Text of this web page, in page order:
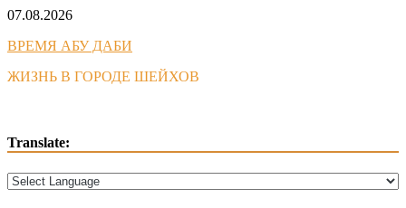
Skip
content
07.08.2026
ВРЕМЯ АБУ ДАБИ
ЖИЗНЬ В ГОРОДЕ ШЕЙХОВ
Translate: